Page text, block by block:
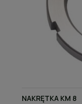
NAKRĘTKA KM 8